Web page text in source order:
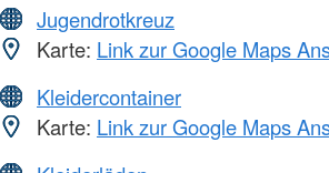
Jugendrotkreuz
Karte: Link zur Google Maps
Kleidercontainer
Karte: Link zur Google Maps